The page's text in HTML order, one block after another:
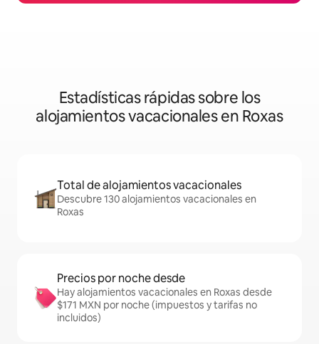
Estadísticas rápidas sobre los
alojamientos vacacionales en Roxas
Total de alojamientos vacacionales
Descubre 130 alojamientos vacacionales en
Roxas
Precios por noche desde
Hay alojamientos vacacionales en Roxas desde
$171 MXN por noche (impuestos y tarifas no
incluidos)